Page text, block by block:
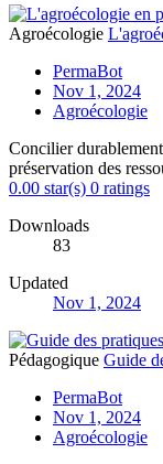
Agroécologie
PermaBot
Nov 1, 2024
Agroécologie
Concilier
préservation des
0.00 star(s) 0 ratings
Downloads
83
Updated
Nov 1, 2024
Pédagogique Guide
PermaBot
Nov 1, 2024
Agroécologie